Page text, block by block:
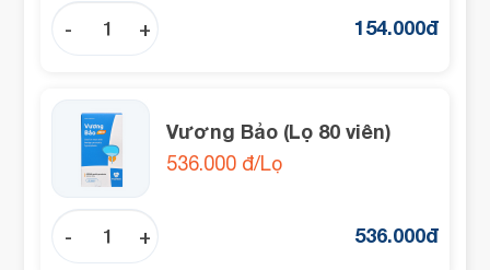
+
- 154.000đ
Vương Bảo (Lọ 80 viên)
536.000 đ/Lọ
+
- 536.000đ